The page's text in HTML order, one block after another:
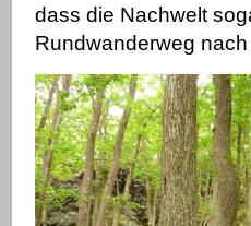
dass die Nachwelt
Rundwanderweg